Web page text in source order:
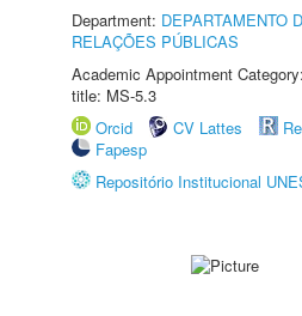
Department: DEPARTAMENTO
RELAÇÕES PÚBLICAS
Academic Appointment
title: MS-5.3
Orcid
CV Lattes
Fapesp
Repositório Institucional